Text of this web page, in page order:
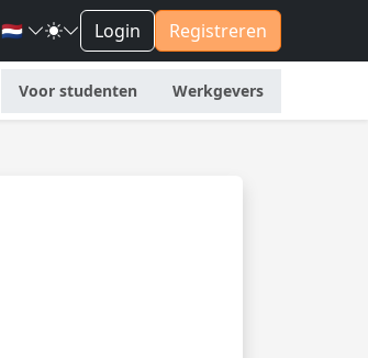
🇳🇱 Login Registreren
Voor studenten Werkgevers